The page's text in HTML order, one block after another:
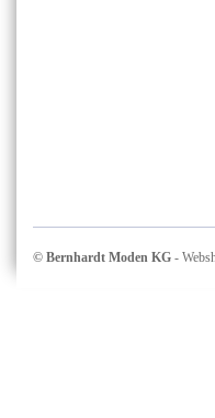
© Bernhardt Moden KG -